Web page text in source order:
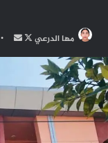
مها الدرعي
تابع
على
أرسل